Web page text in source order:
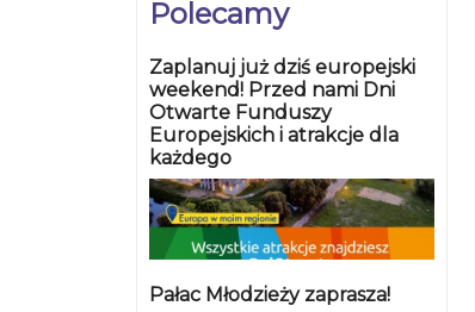
Polecamy
Zaplanuj już dziś europejski
weekend! Przed nami Dni
Otwarte Funduszy
Europejskich i atrakcje dla
każdego
Pałac Młodzieży zaprasza!